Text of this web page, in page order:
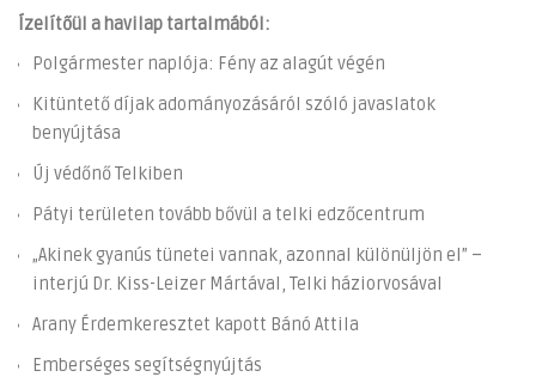
Ízelítőül a havilap tartalmából:
Polgármester naplója: Fény az alagút végén
Kitüntető díjak adományozásáról szóló javaslatok
benyújtása
Új védőnő Telkiben
Pátyi területen tovább bővül a telki edzőcentrum
„Akinek gyanús tünetei vannak, azonnal különüljön el” –
interjú Dr. Kiss-Leizer Mártával, Telki háziorvosával
Arany Érdemkeresztet kapott Bánó Attila
Emberséges segítségnyújtás